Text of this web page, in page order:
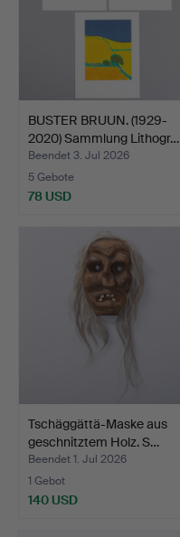
BUSTER BRUUN. (1929-
2020) Sammlung Lithogr…
Beendet 3. Jul 2026
5 Gebote
78 USD
Tschäggättä-Maske aus
geschnitztem Holz. S…
Beendet 1. Jul 2026
1 Gebot
140 USD